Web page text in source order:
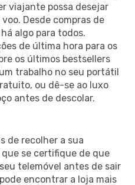
viajante possa desejar
Desde compras de
algo para todos.
de última hora para os
os últimos bestsellers
trabalho no seu portátil
ou dê-se ao luxo
antes de descolar.
de recolher a sua
se certifique de que
telemóvel antes de sair
encontrar a loja mais